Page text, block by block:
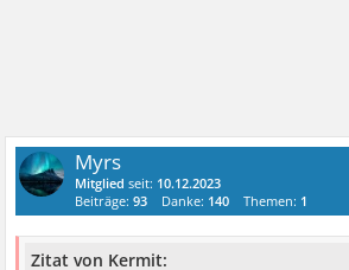
Myrs
Mitglied seit: 10.12.2023
Beiträge:93 Danke: 140 Themen: 1
Zitat von Kermit: